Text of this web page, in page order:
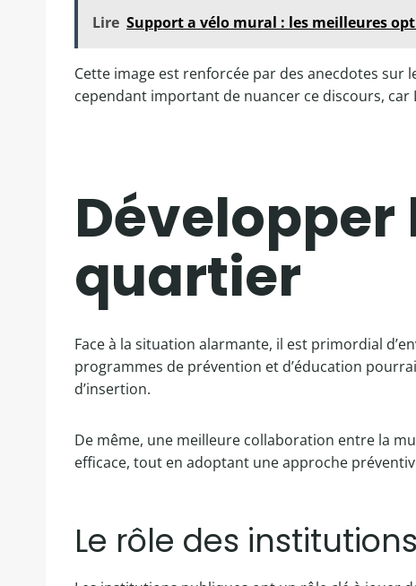
Lire Support a vélo mural : les meilleures
Cette image est renforcée par des anecdotes
cependant important de nuancer ce discours,
quartier
Face à la situation alarmante, il est primordial
programmes de prévention et d’éducation
d’insertion.
De même, une meilleure collaboration entre la
efficace, tout en adoptant une approche
Le rôle des institutions